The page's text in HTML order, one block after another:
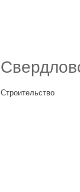
Строительство